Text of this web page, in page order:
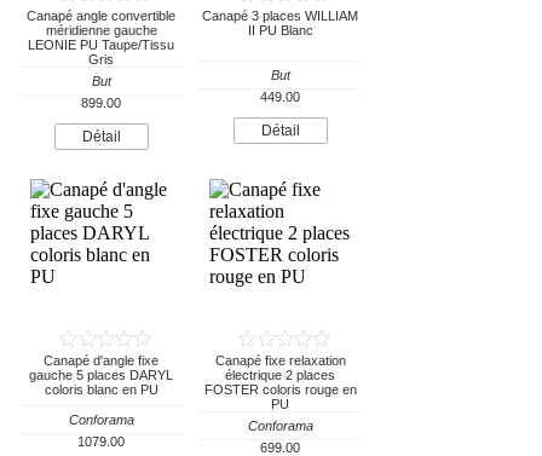
Canapé angle convertible
méridienne gauche
LEONIE PU Taupe/Tissu
Gris
But
899.00
Détail
Canapé 3 places WILLIAM
II PU Blanc
But
449.00
Détail
Canapé d'angle fixe
gauche 5 places DARYL
coloris blanc en PU
Conforama
1079.00
Canapé fixe relaxation
électrique 2 places
FOSTER coloris rouge en
PU
Conforama
699.00